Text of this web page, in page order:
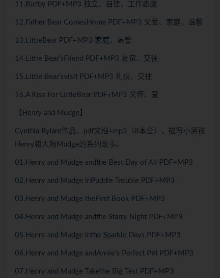
11.Buzby PDF+MP3 独立、自信、工作态度
12.Father Bear ComesHome PDF+MP3 父爱、家庭、温馨
13.LittleBear PDF+MP3 家庭、温馨
14.Little Bear’sFriend PDF+MP3 友谊、交往
15.Little Bear’svisit PDF+MP3 礼仪、交往
16.A Kiss For LittleBear PDF+MP3 关怀、爱
【Henry and Mudge】
Cynthia Rylant作品，pdf文档+mp3（8本全），描写小男孩
Henry和大狗Mudge的系列故事。
01.Henry and Mudge andthe Best Day of All PDF+MP3
02.Henry and Mudge inPuddle Trouble PDF+MP3
03.Henry and Mudge theFirst Book PDF+MP3
04.Henry and Mudge andthe Starry Night PDF+MP3
05.Henry and Mudge inthe Sparkle Days PDF+MP3
06.Henry and Mudge andAnnie’s Perfect Pet PDF+MP3
07.Henry and Mudge Takethe Big Test PDF+MP3